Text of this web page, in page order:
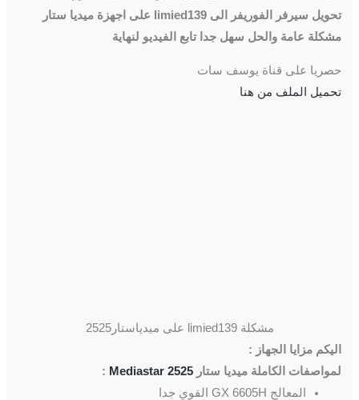
تحويل سيرفر الفوريفر الى limied139 على اجهزة ميديا ستار
مشكلة عامة والحل سهل جدا تابع الفيديو لنهاية
حصريا على قناة يوسف سات
تحميل الملف من هنا
مشكلة limied139 على ميدياستار2525
اليكم مزايا الجهاز :
لمواصفات الكاملة ميديا ستارMediastar 2525
:
المعالج GX 6605H القوي جدا